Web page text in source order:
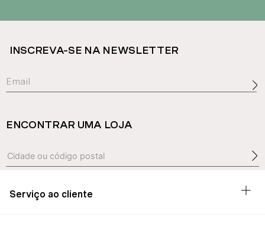
INSCREVA-SE NA NEWSLETTER
ENCONTRAR UMA LOJA
Serviço ao cliente